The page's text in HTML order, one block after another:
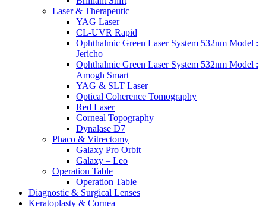
Laser & Therapeutic
YAG Laser
CL-UVR Rapid
Ophthalmic Green Laser System 532nm Model :
Jericho
Ophthalmic Green Laser System 532nm Model :
Amogh Smart
YAG & SLT Laser
Optical Coherence Tomography
Red Laser
Corneal Topography
Dynalase D7
Phaco & Vitrectomy
Galaxy Pro Orbit
Galaxy – Leo
Operation Table
Operation Table
Diagnostic & Surgical Lenses
Keratoplasty & Cornea